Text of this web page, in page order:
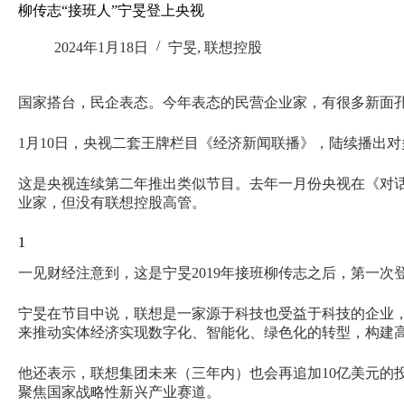
柳传志“接班人”宁旻登上央视
2024年1月18日 宁旻, 联想控股
国家搭台，民企表态。今年表态的民营企业家，有很多新面孔
1月10日，央视二套王牌栏目《经济新闻联播》，陆续播出
这是央视连续第二年推出类似节目。去年一月份央视在《对
业家，但没有联想控股高管。
1
一见财经注意到，这是宁旻2019年接班柳传志之后，第一次
宁旻在节目中说，联想是一家源于科技也受益于科技的企
来推动实体经济实现数字化、智能化、绿色化的转型，构建
他还表示，联想集团未来（三年内）也会再追加10亿美元
聚焦国家战略性新兴产业赛道。